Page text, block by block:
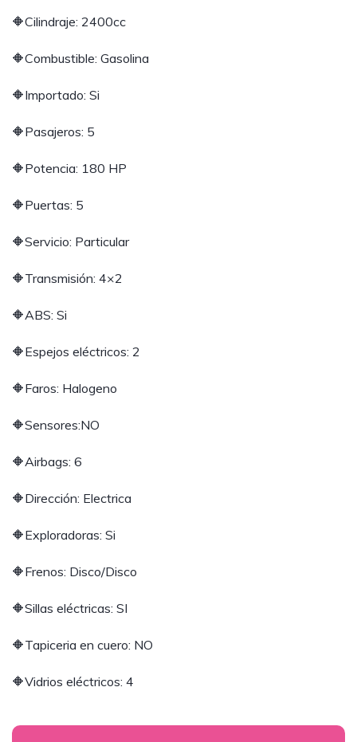
🔶Cilindraje: 2400cc
🔶Combustible: Gasolina
🔶Importado: Si
🔶Pasajeros: 5
🔶Potencia: 180 HP
🔶Puertas: 5
🔶Servicio: Particular
🔶Transmisión: 4×2
🔶ABS: Si
🔶Espejos eléctricos: 2
🔶Faros: Halogeno
🔶Sensores:NO
🔶Airbags: 6
🔶Dirección: Electrica
🔶Exploradoras: Si
🔶Frenos: Disco/Disco
🔶Sillas eléctricas: SI
🔶Tapiceria en cuero: NO
🔶Vidrios eléctricos: 4